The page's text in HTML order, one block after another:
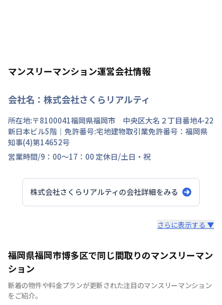
マンスリーマンション運営会社情報
会社名： 株式会社さくらリアルティ
所在地:〒8100041福岡県福岡市 中央区大名 ２丁目番地4-22
新日本ビル5階 ｜免許番号:宅地建物取引業免許番号：福岡県
知事(4)第14652号
営業時間/9：00～17：00 定休日/土日・祝
株式会社さくらリアルティの会社詳細をみる
サっとくらせる「さくらす♪マンスリー」は、福岡市内の
メインエリアである天神・博多エリアを拠点に展開してお
ります。最短7日～長期滞在まで、ご希望に合わせてご自
由にお選びいただけます。 出張時の宿泊先や長期旅行、
研修等など、幅広いシーンでご利用いただいております。
さらに表示する ▼
福岡県福岡市博多区で同じ間取りのマンスリーマン
ション
新着の物件や料金プランが更新された注目のマンスリーマンション
をご紹介。